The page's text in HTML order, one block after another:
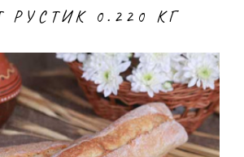
РУСТИК 0.220 КГ